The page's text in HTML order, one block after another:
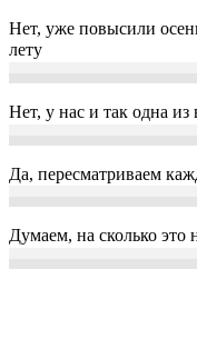
Нет, уже повысили
лету
Нет, у нас и так одна
Да, пересматриваем
Думаем, на сколько